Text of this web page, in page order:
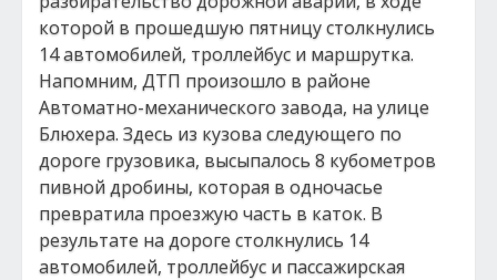
которой в прошедшую пятницу столкнулись
14 автомобилей, троллейбус и маршрутка.
Напомним, ДТП произошло в районе
Автоматно-механического завода, на улице
Блюхера. Здесь из кузова следующего по
дороге грузовика, высыпалось 8 кубометров
пивной дробины, которая в одночасье
превратила проезжую часть в каток. В
результате на дороге столкнулись 14
автомобилей, троллейбус и пассажирская